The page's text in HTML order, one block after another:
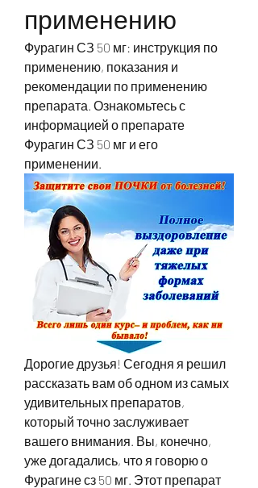
применению
Фурагин СЗ 50 мг: инструкция по
применению, показания и
рекомендации по применению
препарата. Ознакомьтесь с
информацией о препарате
Фурагин СЗ 50 мг и его
применении.
Дорогие друзья! Сегодня я решил
рассказать вам об одном из самых
удивительных препаратов,
который точно заслуживает
вашего внимания. Вы, конечно,
уже догадались, что я говорю о
Фурагине сз 50 мг. Этот препарат